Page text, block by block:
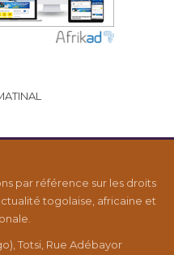
par référence sur les droits
togolaise, africaine et
Totsi, Rue Adébayor